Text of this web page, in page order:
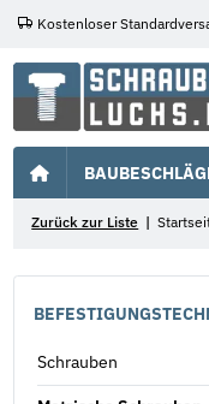
Kostenloser
Zurück zur Liste
Schrauben